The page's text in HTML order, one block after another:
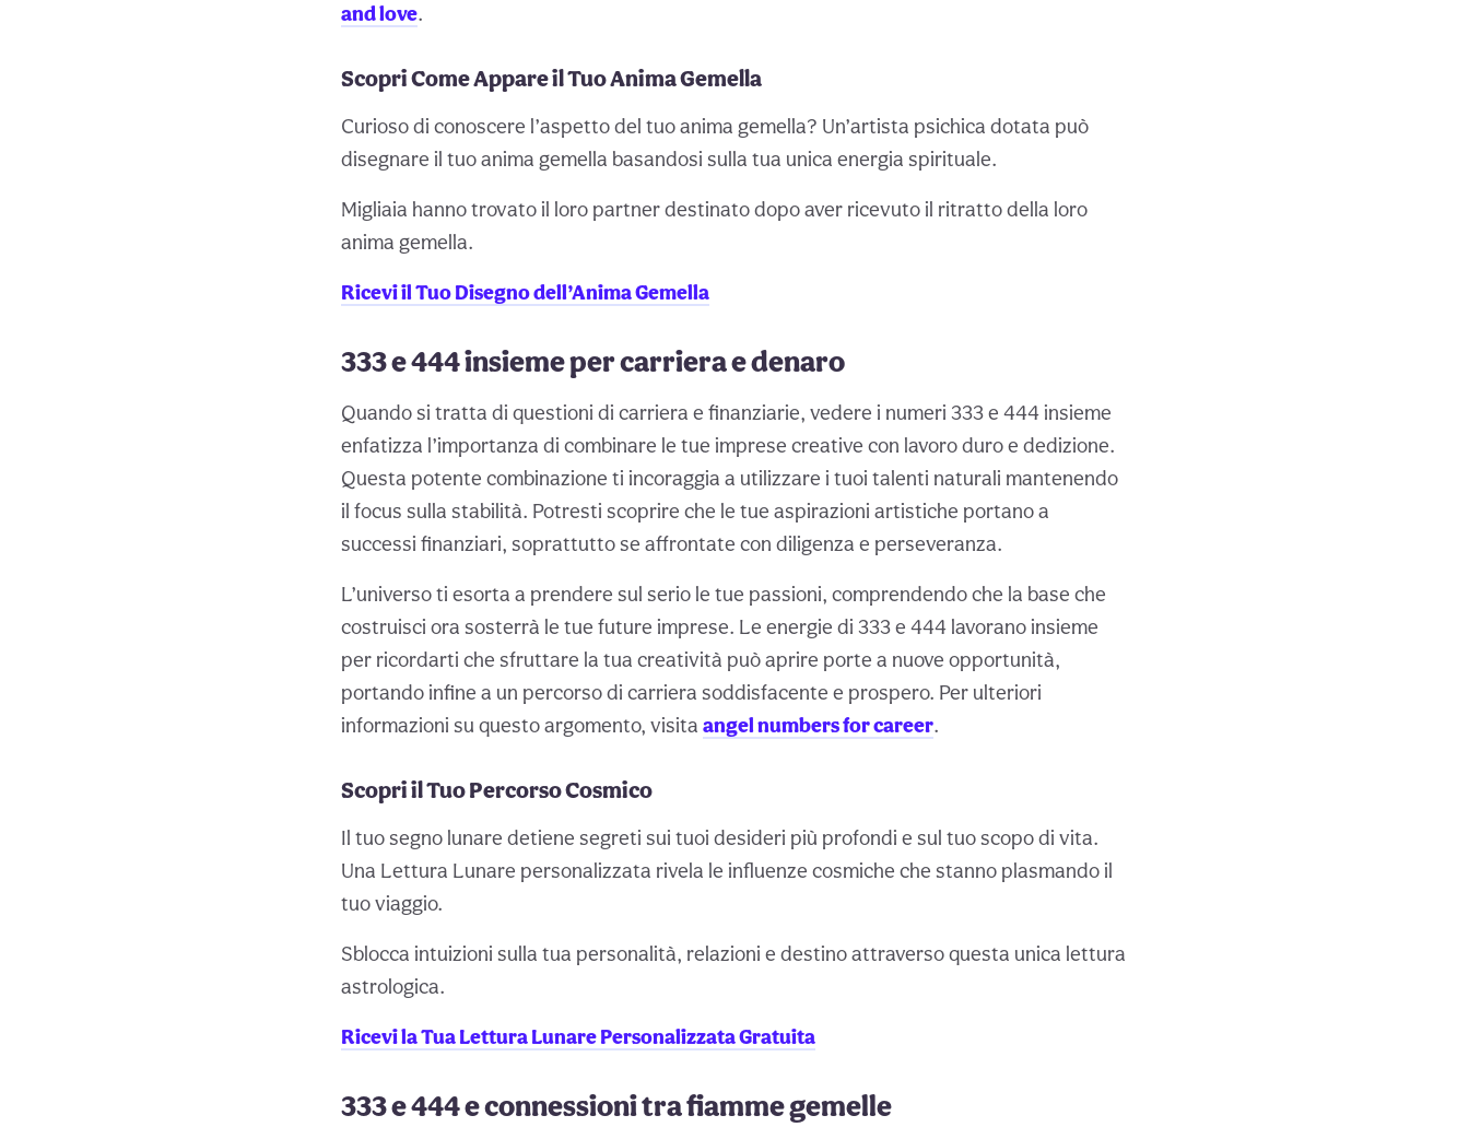
and love.
Scopri Come Appare il Tuo Anima Gemella
Curioso di conoscere l’aspetto del tuo anima gemella? Un’artista psichica dotata può
disegnare il tuo anima gemella basandosi sulla tua unica energia spirituale.
Migliaia hanno trovato il loro partner destinato dopo aver ricevuto il ritratto della loro
anima gemella.
Ricevi il Tuo Disegno dell’Anima Gemella
333 e 444 insieme per carriera e denaro
Quando si tratta di questioni di carriera e finanziarie, vedere i numeri 333 e 444 insieme
enfatizza l’importanza di combinare le tue imprese creative con lavoro duro e dedizione.
Questa potente combinazione ti incoraggia a utilizzare i tuoi talenti naturali mantenendo
il focus sulla stabilità. Potresti scoprire che le tue aspirazioni artistiche portano a
successi finanziari, soprattutto se affrontate con diligenza e perseveranza.
L’universo ti esorta a prendere sul serio le tue passioni, comprendendo che la base che
costruisci ora sosterrà le tue future imprese. Le energie di 333 e 444 lavorano insieme
per ricordarti che sfruttare la tua creatività può aprire porte a nuove opportunità,
portando infine a un percorso di carriera soddisfacente e prospero. Per ulteriori
informazioni su questo argomento, visita angel numbers for career.
Scopri il Tuo Percorso Cosmico
Il tuo segno lunare detiene segreti sui tuoi desideri più profondi e sul tuo scopo di vita.
Una Lettura Lunare personalizzata rivela le influenze cosmiche che stanno plasmando il
tuo viaggio.
Sblocca intuizioni sulla tua personalità, relazioni e destino attraverso questa unica lettura
astrologica.
Ricevi la Tua Lettura Lunare Personalizzata Gratuita
333 e 444 e connessioni tra fiamme gemelle